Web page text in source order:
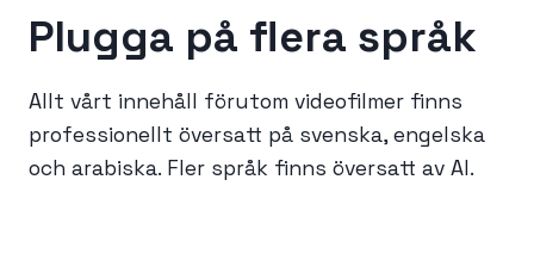
Plugga på flera språk
Allt vårt innehåll förutom videofilmer finns
professionellt översatt på svenska, engelska
och arabiska. Fler språk finns översatt av AI.